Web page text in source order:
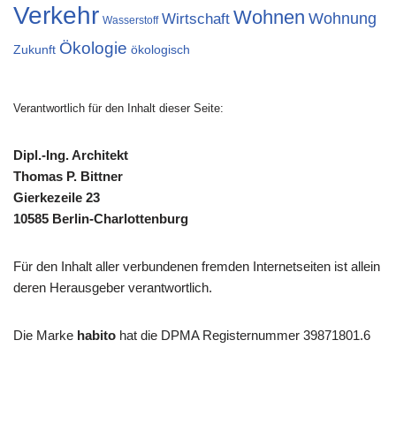
Verkehr Wasserstoff Wirtschaft Wohnen Wohnung
Zukunft Ökologie ökologisch
Verantwortlich für den Inhalt dieser Seite:
Dipl.-Ing. Architekt
Thomas P. Bittner
Gierkezeile 23
10585 Berlin-Charlottenburg
Für den Inhalt aller verbundenen fremden Internetseiten ist allein
deren Herausgeber verantwortlich.
Die Marke habito hat die DPMA Registernummer 39871801.6